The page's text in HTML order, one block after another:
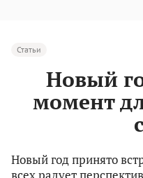
Статьи
Новый
момент
Новый год принято